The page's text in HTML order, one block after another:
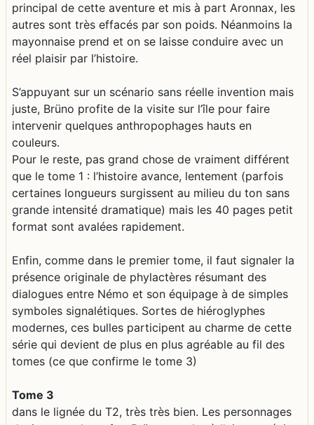
principal de cette aventure et mis à part Aronnax, les
autres sont très effacés par son poids. Néanmoins la
mayonnaise prend et on se laisse conduire avec un
réel plaisir par l’histoire.
S’appuyant sur un scénario sans réelle invention mais
juste, Brüno profite de la visite sur l’île pour faire
intervenir quelques anthropophages hauts en
couleurs.
Pour le reste, pas grand chose de vraiment différent
que le tome 1 : l’histoire avance, lentement (parfois
certaines longueurs surgissent au milieu du ton sans
grande intensité dramatique) mais les 40 pages petit
format sont avalées rapidement.
Enfin, comme dans le premier tome, il faut signaler la
présence originale de phylactères résumant des
dialogues entre Némo et son équipage à de simples
symboles signalétiques. Sortes de hiéroglyphes
modernes, ces bulles participent au charme de cette
série qui devient de plus en plus agréable au fil des
tomes (ce que confirme le tome 3)
Tome 3
dans le lignée du T2, très très bien. Les personnages